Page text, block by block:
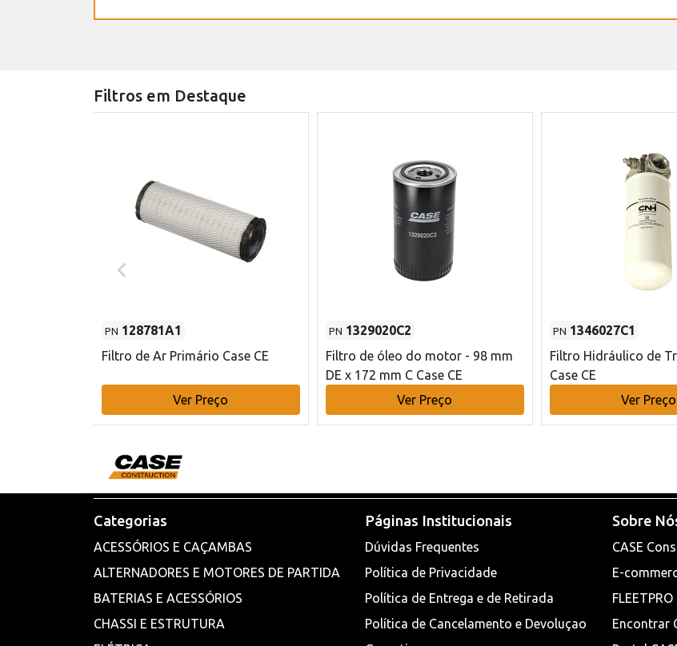
Filtros em Destaque
PN 128781A1
Filtro de Ar Primário Case CE
Ver Preço
PN 1329020C2
Filtro de óleo do motor - 98 mm
DE x 172 mm C Case CE
Ver Preço
PN 1346027C1
Filtro Hidráulico de
Case CE
Ver Preço
Categorias
ACESSÓRIOS E CAÇAMBAS
ALTERNADORES E MOTORES DE PARTIDA
BATERIAS E ACESSÓRIOS
CHASSI E ESTRUTURA
Páginas Institucionais
Dúvidas Frequentes
Política de Privacidade
Política de Entrega e de Retirada
Política de Cancelamento e Devoluçao
Sobre
CASE
E-
FLEETPRO
Encontrar